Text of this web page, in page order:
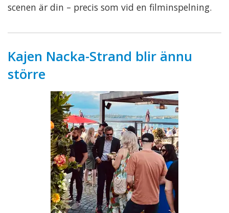
scenen är din – precis som vid en filminspelning.
Kajen Nacka-Strand blir ännu
större